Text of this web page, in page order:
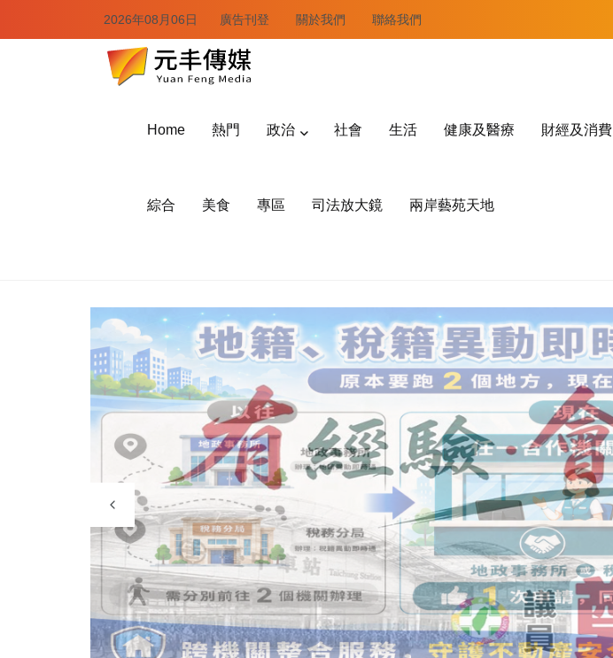
2026年08月06日 廣告刊登 關於我們 聯絡我們
Home 熱門 政治 社會 生活 健康及醫療 財經及消費
綜合 美食 專區 司法放大鏡 兩岸藝苑天地